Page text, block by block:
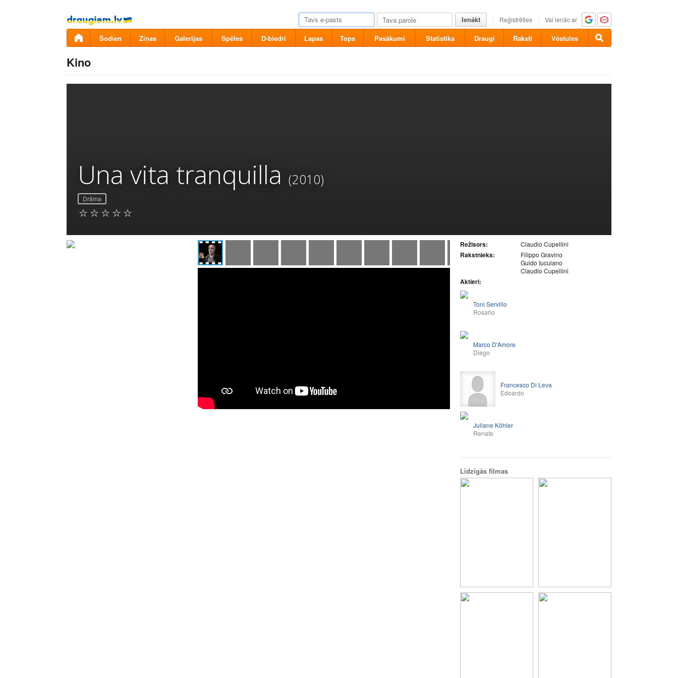
Pāriet
uz
saturu
Ienākt Reģistrēties Vai ienāc ar
Šodien Ziņas Galerijas Spēles D-biedri Lapas Tops Pasākumi Statistika Draugi Raksti Vēstules
Kino
Una vita tranquilla (2010)
Drāma
Režisors: Claudio Cupellini
Rakstnieks:
Filippo Gravino
Guido Iuculano
Claudio Cupellini
Aktieri:
Toni Servillo
Rosario
Marco D'Amore
Diego
Francesco Di Leva
Edoardo
Juliane Köhler
Renate
Līdzīgās filmas